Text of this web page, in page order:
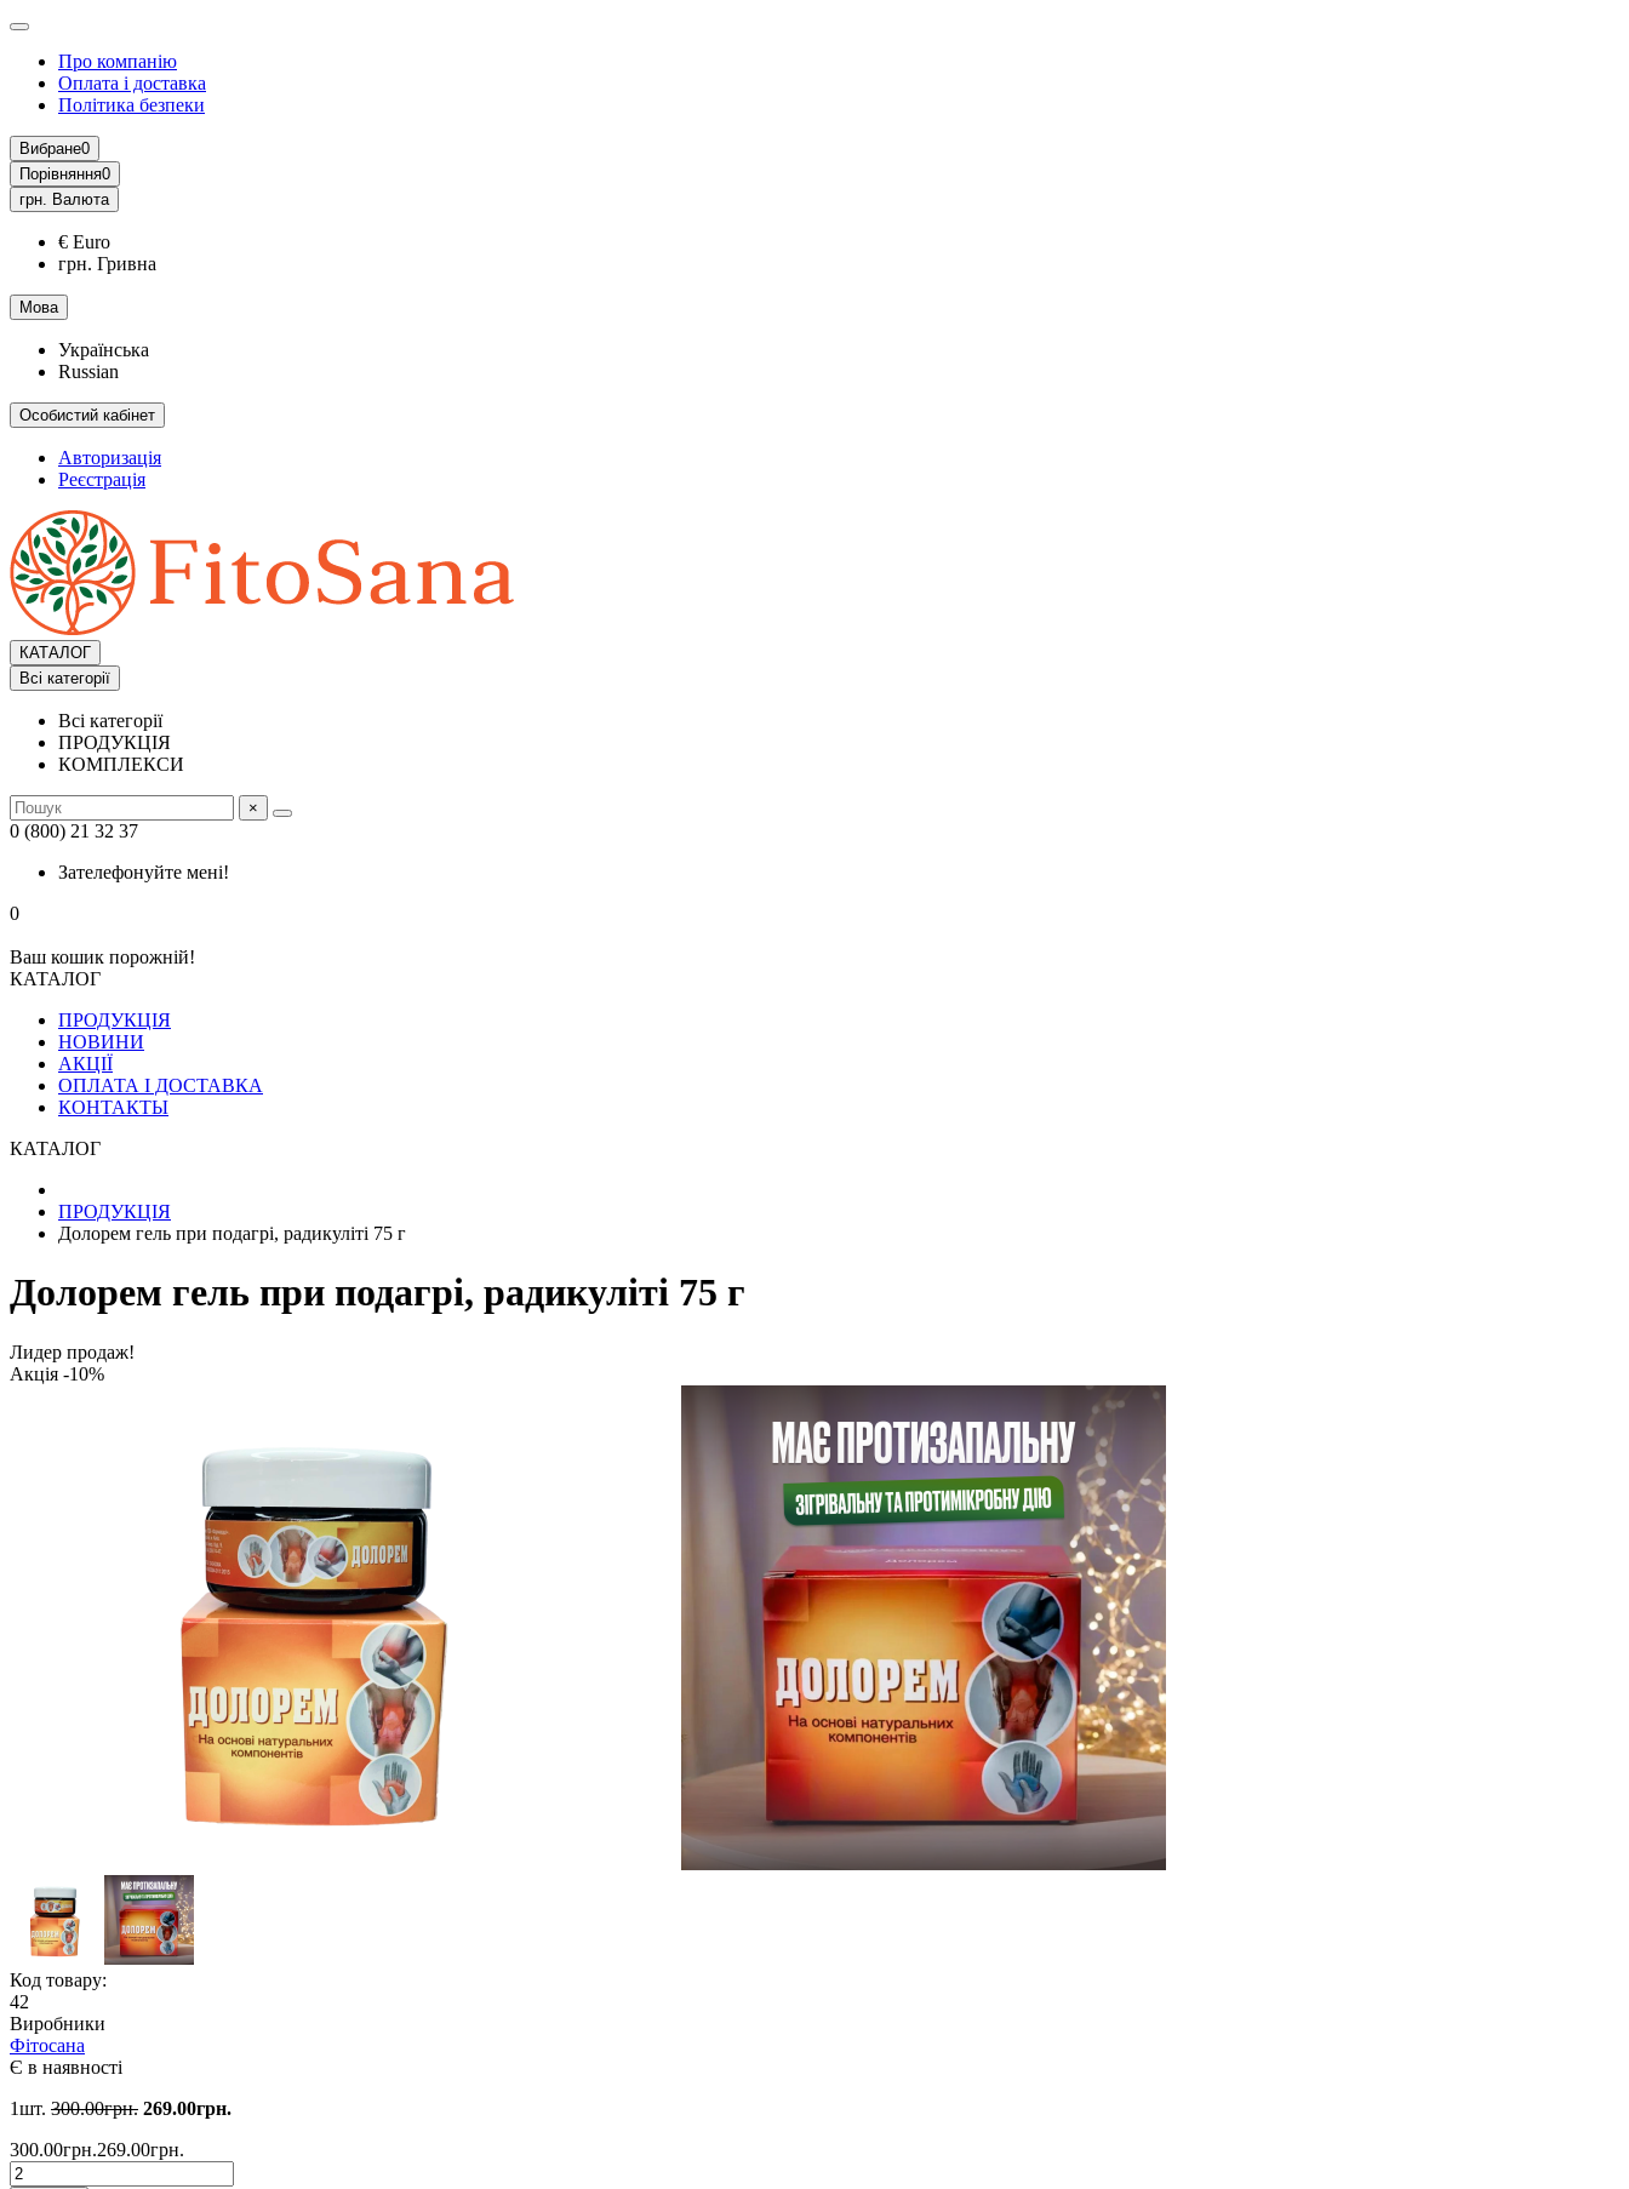
Про компанію
Оплата і доставка
Політика безпеки
Вибране0
Порівняння0
грн. Валюта
€ Euro
грн. Гривна
Мова
Українська
Russian
Особистий кабінет
Авторизація
Реєстрація
КАТАЛОГ
Всі категорії
Всі категорії
ПРОДУКЦІЯ
КОМПЛЕКСИ
×
0 (800) 21 32 37
Зателефонуйте мені!
0
Ваш кошик порожній!
КАТАЛОГ
ПРОДУКЦІЯ
НОВИНИ
АКЦІЇ
ОПЛАТА І ДОСТАВКА
КОНТАКТЫ
КАТАЛОГ
ПРОДУКЦІЯ
Долорем гель при подагрі, радикуліті 75 г
Долорем гель при подагрі, радикуліті 75 г
Лидер продаж!
Акція -10%
Код товару:
42
Виробники
Фітосана
Є в наявності
1шт. 300.00грн. 269.00грн.
300.00грн.269.00грн.